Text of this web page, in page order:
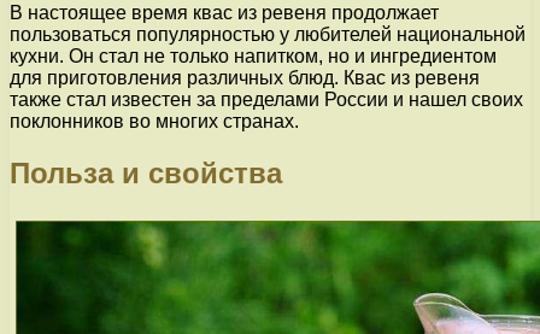
В настоящее время квас из ревеня продолжает
пользоваться популярностью у любителей национальной
кухни. Он стал не только напитком, но и ингредиентом
для приготовления различных блюд. Квас из ревеня
также стал известен за пределами России и нашел своих
поклонников во многих странах.
Польза и свойства